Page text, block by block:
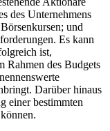
des Unternehmens
und
Es kann
ist,
Rahmen des Budgets
Darüber hinaus
einer bestimmten